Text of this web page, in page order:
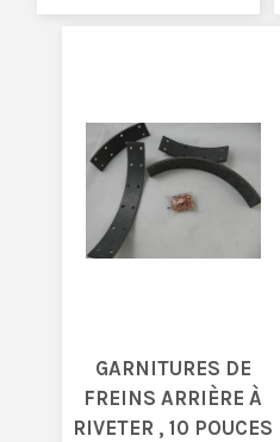
GARNITURES DE
FREINS ARRIÈRE À
RIVETER , 10 POUCES